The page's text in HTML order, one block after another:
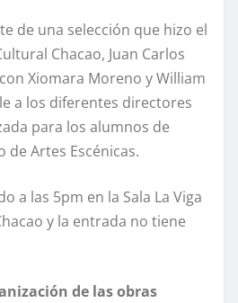
de una selección que hizo el
Chacao, Juan Carlos
Xiomara Moreno y William
a los diferentes directores
para los alumnos de
de Artes Escénicas.
a las 5pm en la Sala La Viga
y la entrada no tiene
de las obras